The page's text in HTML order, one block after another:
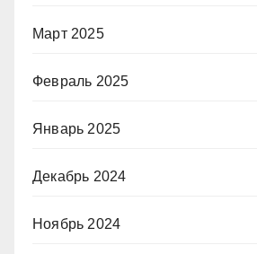
Март 2025
Февраль 2025
Январь 2025
Декабрь 2024
Ноябрь 2024